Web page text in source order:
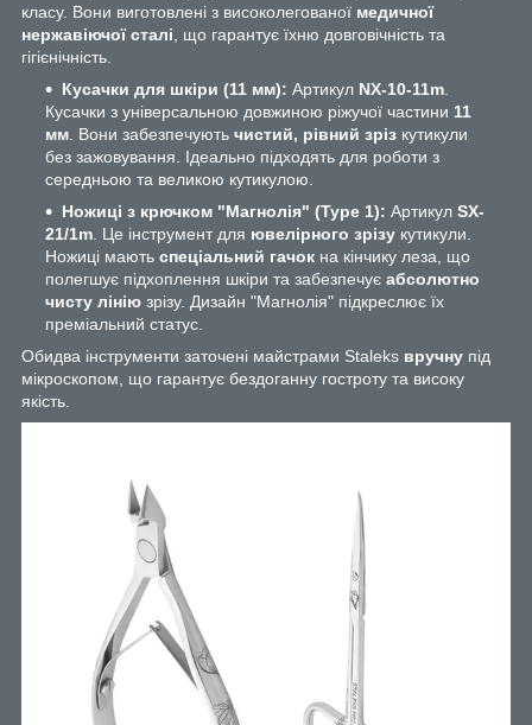
класу. Вони виготовлені з високолегованої медичної
нержавіючої сталі , що гарантує їхню довговічність та
гігієнічність.
Кусачки для шкіри (11 мм): Артикул NX-10-11m
Кусачки з універсальною довжиною ріжучої частини 11
мм . Вони забезпечують чистий, рівний зріз кутикули
без зажовування. Ідеально підходять для роботи з
середньою та великою кутикулою.
Ножиці з крючком "Магнолія" (Type 1): Артикул SX-
21/1m . Це інструмент для ювелірного зрізу кутикули.
Ножиці мають спеціальний гачок на кінчику леза, що
полегшує підхоплення шкіри та забезпечує абсолютно
чисту лінію зрізу. Дизайн "Магнолія" підкреслює їх
преміальний статус.
Обидва інструменти заточені майстрами Staleks вручну під
мікроскопом, що гарантує бездоганну гостроту та високу
якість.